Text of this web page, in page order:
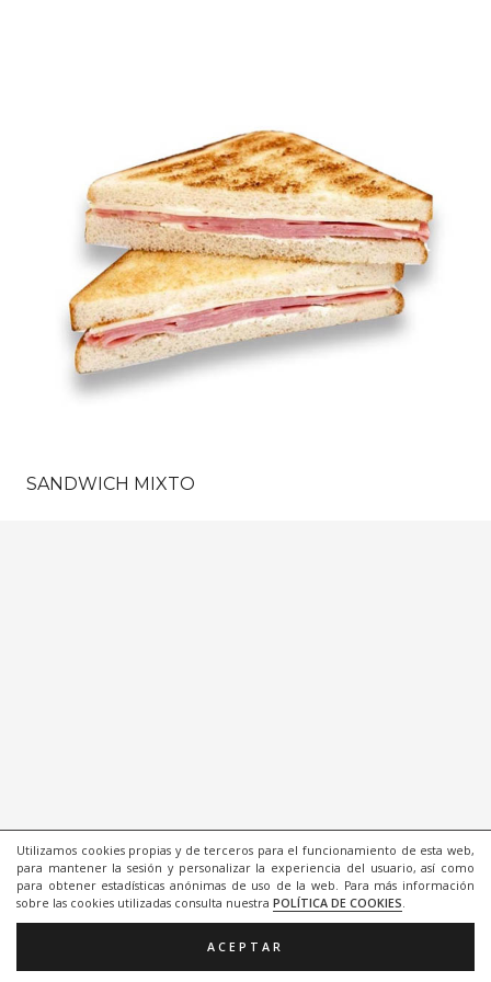
Utilizamos cookies propias y de terceros para el funcionamiento de esta web,
para mantener la sesión y personalizar la experiencia del usuario, así como
para obtener estadísticas anónimas de uso de la web. Para más información
sobre las cookies utilizadas consulta nuestra POLÍTICA DE COOKIES.
ACEPTAR
SANDWICH MIXTO